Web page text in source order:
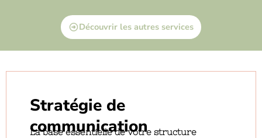
Découvrir les autres services
Stratégie de
communication
La base essentielle de votre structure